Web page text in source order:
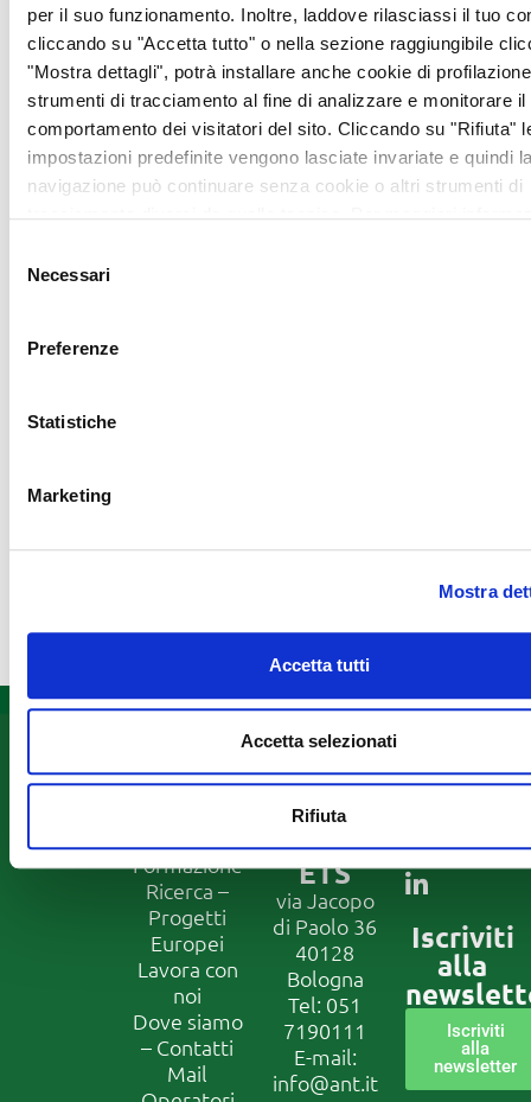
per il suo funzionamento. Inoltre, laddove rilasciassi il tuo
cliccando su "Accetta tutto" o nella sezione raggiungibile
"Mostra dettagli", potrà installare anche cookie di
strumenti di tracciamento al fine di analizzare e monitorare il
comportamento dei visitatori del sito. Cliccando su "Rifiuta"
impostazioni predefinite vengono lasciate invariate e quindi
navigazione può continuare senza cookie o altri strumenti di
delNecessari
Preferenze
Statistiche
Marketing
Mostra
Accetta tutti
Accetta selezionati
Rifiuta
sensibilizzazione ed
educazione sanitaria nelle
scuole e sul territorio ed ai
progetti didiagnosi
precoce, offrendo oltre
225.000visite gratuitein
88 province italiane.
160000 52843882200
CAUSALE: PROGETTO
Informazioni
Assistenza
Formazione
Ricerca –
Progetti
Europei
Lavora con
noi
Dove siamo
– Contatti
Mail
Fondazione
ANT
Franco
Pannuti
ETS
via Jacopo
di Paolo 36
40128
Bologna
Tel: 051
7190111
E-mail:
info@ant.it
su
Iscriviti
alla
Iscriviti
alla
newsletter